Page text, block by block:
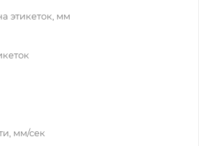
этикеток, мм
мм/сек